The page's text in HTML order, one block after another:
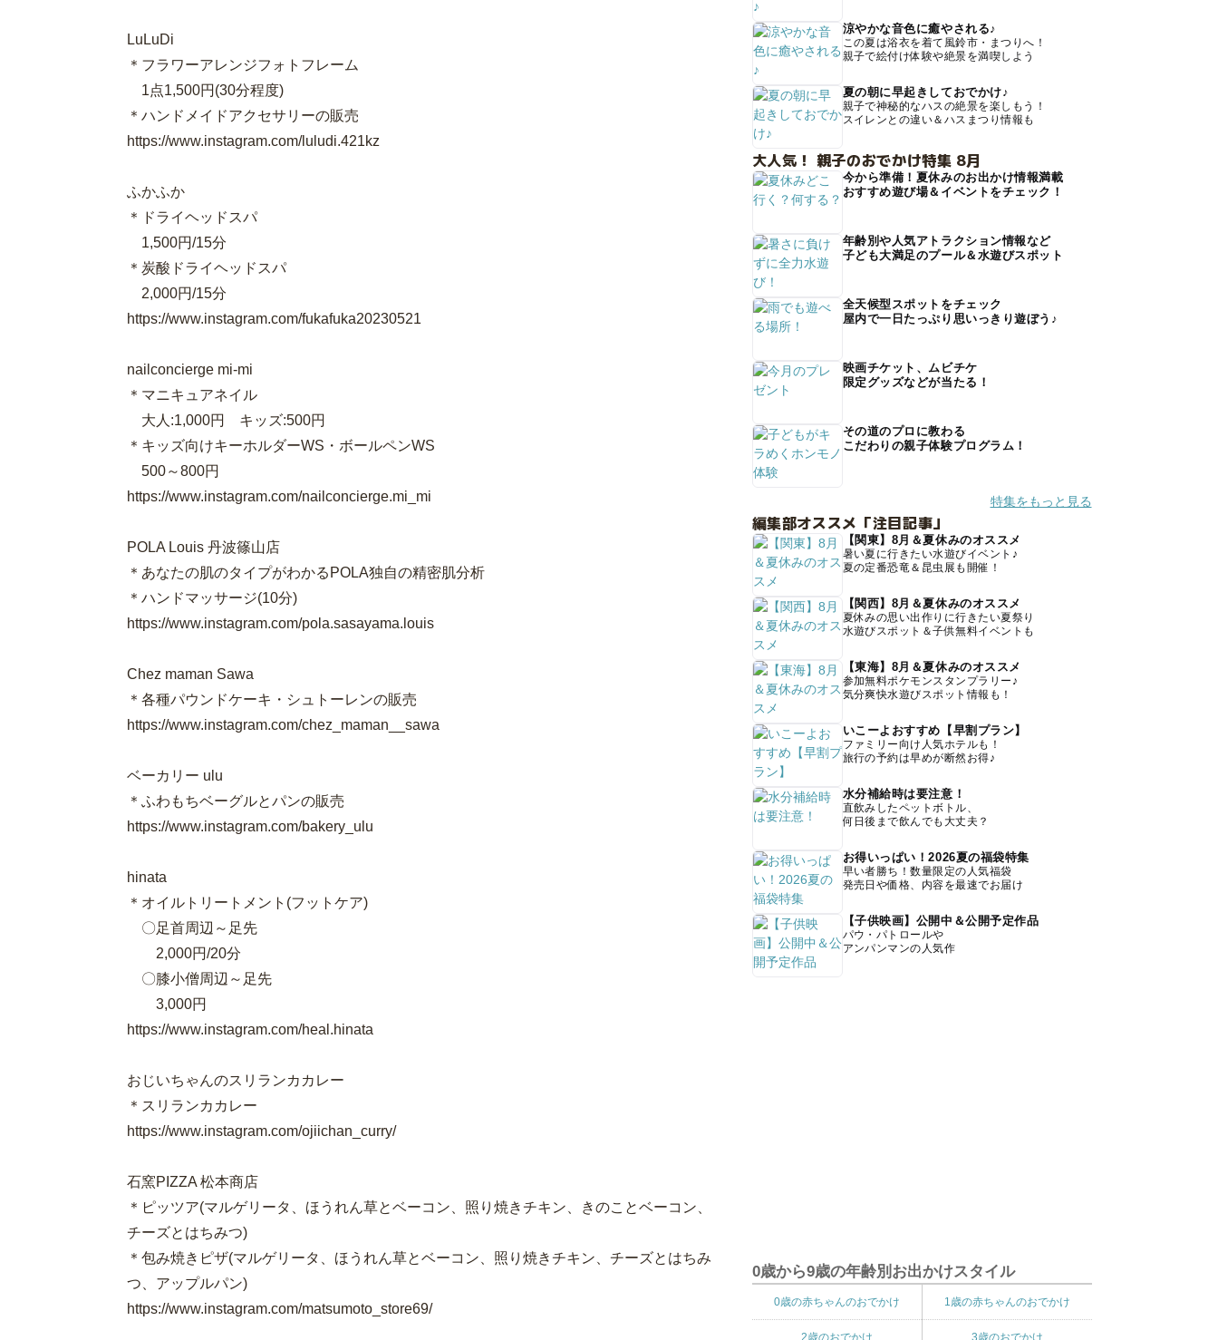
LuLuDi
＊フラワーアレンジフォトフレーム
1点1,500円(30分程度)
＊ハンドメイドアクセサリーの販売
https://www.instagram.com/luludi.421kz
ふかふか
＊ドライヘッドスパ
1,500円/15分
＊炭酸ドライヘッドスパ
2,000円/15分
https://www.instagram.com/fukafuka20230521
nailconcierge mi-mi
＊マニキュアネイル
大人:1,000円 キッズ:500円
＊キッズ向けキーホルダーWS・ボールペンWS
500～800円
https://www.instagram.com/nailconcierge.mi_mi
POLA Louis 丹波篠山店
＊あなたの肌のタイプがわかるPOLA独自の精密肌分析
＊ハンドマッサージ(10分)
https://www.instagram.com/pola.sasayama.louis
Chez maman Sawa
＊各種パウンドケーキ・シュトーレンの販売
https://www.instagram.com/chez_maman__sawa
ベーカリー ulu
＊ふわもちベーグルとパンの販売
https://www.instagram.com/bakery_ulu
hinata
＊オイルトリートメント(フットケア)
〇足首周辺～足先
2,000円/20分
〇膝小僧周辺～足先
3,000円
https://www.instagram.com/heal.hinata
おじいちゃんのスリランカカレー
＊スリランカカレー
https://www.instagram.com/ojiichan_curry/
石窯PIZZA 松本商店
＊ピッツア(マルゲリータ、ほうれん草とベーコン、照り焼きチキン、きのことベーコン、
チーズとはちみつ)
＊包み焼きピザ(マルゲリータ、ほうれん草とベーコン、照り焼きチキン、チーズとはちみ
つ、アップルパン)
https://www.instagram.com/matsumoto_store69/
涼やかな音色に癒やされる♪
この夏は浴衣を着て風鈴市・まつりへ！
親子で絵付け体験や絶景を満喫しよう
夏の朝に早起きしておでかけ♪
親子で神秘的なハスの絶景を楽しもう！
スイレンとの違い＆ハスまつり情報も
大人気！ 親子のおでかけ特集 8月
今から準備！夏休みのお出かけ情報満載
おすすめ遊び場＆イベントをチェック！
年齢別や人気アトラクション情報など
子ども大満足のプール＆水遊びスポット
全天候型スポットをチェック
屋内で一日たっぷり思いっきり遊ぼう♪
映画チケット、ムビチケ
限定グッズなどが当たる！
その道のプロに教わる
こだわりの親子体験プログラム！
特集をもっと見る
編集部オススメ「注目記事」
【関東】8月＆夏休みのオススメ
暑い夏に行きたい水遊びイベント♪
夏の定番恐竜＆昆虫展も開催！
【関西】8月＆夏休みのオススメ
夏休みの思い出作りに行きたい夏祭り
水遊びスポット＆子供無料イベントも
【東海】8月＆夏休みのオススメ
参加無料ポケモンスタンプラリー♪
気分爽快水遊びスポット情報も！
いこーよおすすめ【早割プラン】
ファミリー向け人気ホテルも！
旅行の予約は早めが断然お得♪
水分補給時は要注意！
直飲みしたペットボトル、
何日後まで飲んでも大丈夫？
お得いっぱい！2026夏の福袋特集
早い者勝ち！数量限定の人気福袋
発売日や価格、内容を最速でお届け
【子供映画】公開中＆公開予定作品
パウ・パトロールや
アンパンマンの人気作
0歳から9歳の年齢別お出かけスタイル
0歳の赤ちゃんのおでかけ 1歳の赤ちゃんのおでかけ
2歳のおでかけ 3歳のおでかけ